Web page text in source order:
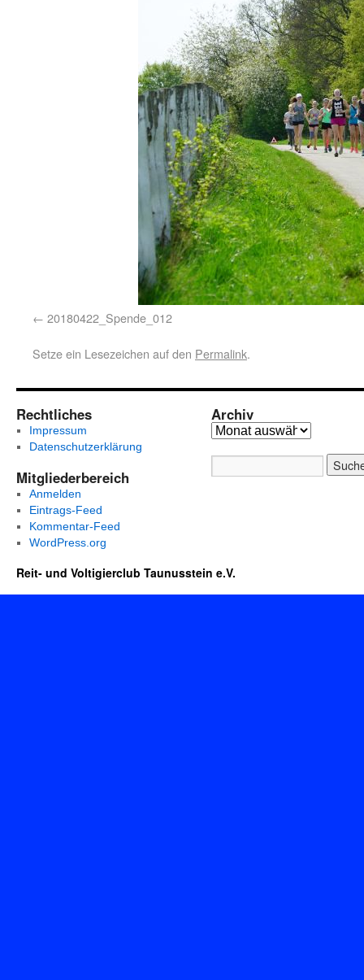
20180422_Spende_012
Setze ein Lesezeichen auf den Permalink.
Rechtliches
Impressum
Datenschutzerklärung
Mitgliederbereich
Anmelden
Eintrags-Feed
Kommentar-Feed
WordPress.org
Archiv
Reit- und Voltigierclub Taunusstein e.V.